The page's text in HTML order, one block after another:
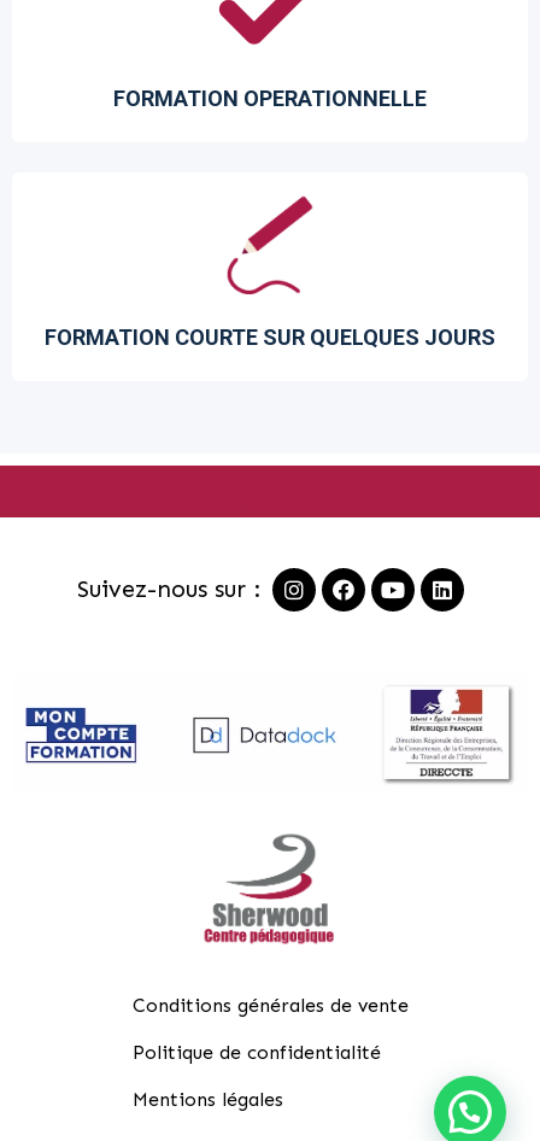
FORMATION OPERATIONNELLE
FORMATION COURTE SUR QUELQUES JOURS
Suivez-nous sur :
Conditions générales de vente
Politique de confidentialité
Mentions légales